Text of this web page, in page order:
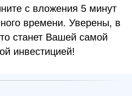
с вложения 5 минут
времени. Уверены, в
станет Вашей самой
инвестицией!